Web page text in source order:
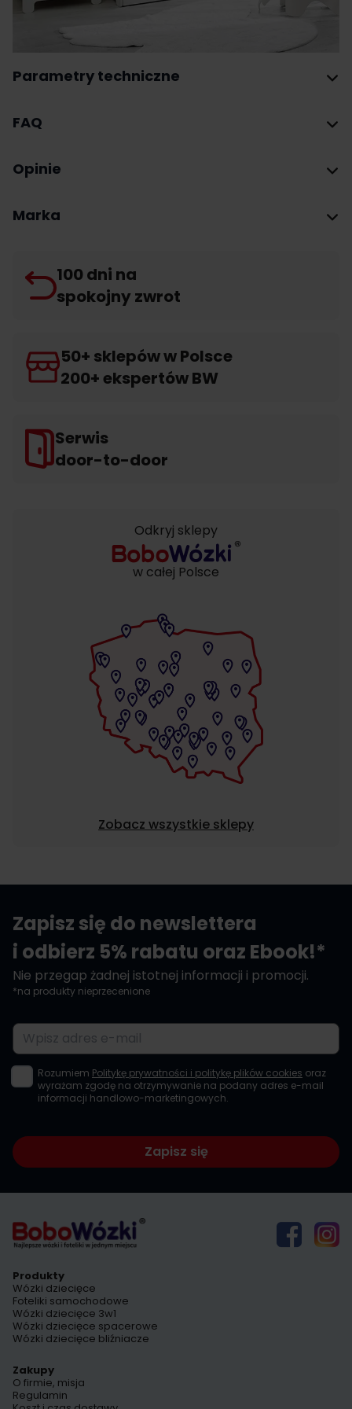
Parametry techniczne
FAQ
Opinie
Marka
100 dni na
spokojny zwrot
50+ sklepów w Polsce
200+ ekspertów BW
Serwis
door-to-door
Odkryj sklepy
w całej Polsce
Zobacz wszystkie sklepy
Zapisz się do newslettera
i odbierz 5% rabatu oraz Ebook!*
Nie przegap żadnej istotnej informacji i promocji.
*na produkty nieprzecenione
Adres e-mail
Rozumiem Politykę prywatności i politykę plików cookies oraz
wyrażam zgodę na otrzymywanie na podany adres e-mail
informacji handlowo-marketingowych.
Zapisz się
Produkty
Wózki dziecięce
Foteliki samochodowe
Wózki dziecięce 3w1
Wózki dziecięce spacerowe
Wózki dziecięce bliźniacze
Zakupy
O firmie, misja
Regulamin